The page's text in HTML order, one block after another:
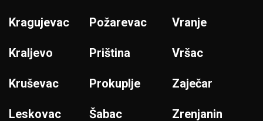
Kragujevac
Kraljevo
Kruševac
Leskovac
Požarevac
Priština
Prokuplje
Šabac
Vranje
Vršac
Zaječar
Zrenjanin